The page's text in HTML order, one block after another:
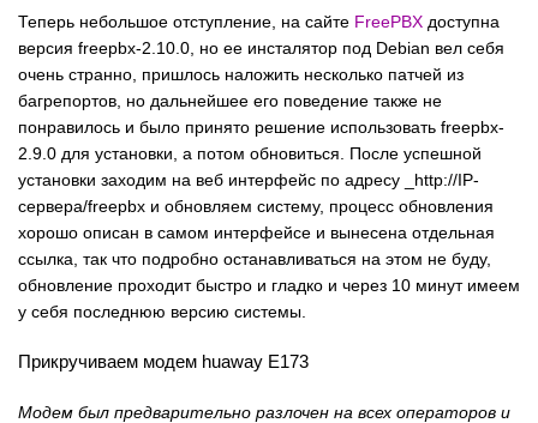
Теперь небольшое отступление, на сайте FreePBX доступна
версия freepbx-2.10.0, но ее инсталятор под Debian вел себя
очень странно, пришлось наложить несколько патчей из
багрепортов, но дальнейшее его поведение также не
понравилось и было принято решение использовать freepbx-
2.9.0 для установки, а потом обновиться. После успешной
установки заходим на веб интерфейс по адресу _http://IP-
сервера/freepbx и обновляем систему, процесс обновления
хорошо описан в самом интерфейсе и вынесена отдельная
ссылка, так что подробно останавливаться на этом не буду,
обновление проходит быстро и гладко и через 10 минут имеем
у себя последнюю версию системы.
Прикручиваем модем huaway E173
Модем был предварительно разлочен на всех операторов и